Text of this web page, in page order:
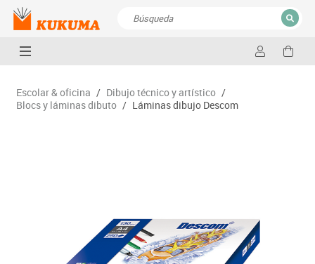
CERRAR
Escolar & oficina / Dibujo técnico y artístico /
Blocs y láminas dibuto / Láminas dibujo Descom